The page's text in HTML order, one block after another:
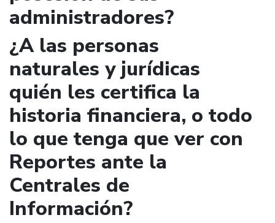
administradores?
¿A las personas
naturales y jurídicas
quién les certifica la
historia financiera, o todo
lo que tenga que ver con
Reportes ante la
Centrales de
Información?